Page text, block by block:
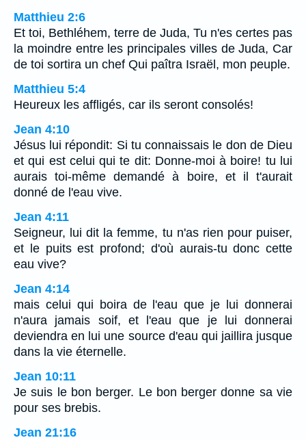
Matthieu 2:6
Et toi, Bethléhem, terre de Juda, Tu n'es certes pas
la moindre entre les principales villes de Juda, Car
de toi sortira un chef Qui paîtra Israël, mon peuple.
Matthieu 5:4
Heureux les affligés, car ils seront consolés!
Jean 4:10
Jésus lui répondit: Si tu connaissais le don de Dieu
et qui est celui qui te dit: Donne-moi à boire! tu lui
aurais toi-même demandé à boire, et il t'aurait
donné de l'eau vive.
Jean 4:11
Seigneur, lui dit la femme, tu n'as rien pour puiser,
et le puits est profond; d'où aurais-tu donc cette
eau vive?
Jean 4:14
mais celui qui boira de l'eau que je lui donnerai
n'aura jamais soif, et l'eau que je lui donnerai
deviendra en lui une source d'eau qui jaillira jusque
dans la vie éternelle.
Jean 10:11
Je suis le bon berger. Le bon berger donne sa vie
pour ses brebis.
Jean 21:16